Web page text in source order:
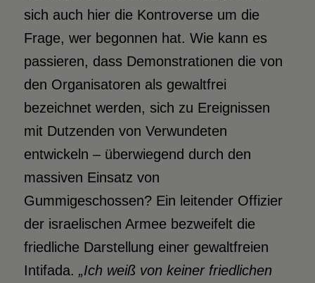
sich auch hier die Kontroverse um die
Frage, wer begonnen hat. Wie kann es
passieren, dass Demonstrationen die von
den Organisatoren als gewaltfrei
bezeichnet werden, sich zu Ereignissen
mit Dutzenden von Verwundeten
entwickeln – überwiegend durch den
massiven Einsatz von
Gummigeschossen? Ein leitender Offizier
der israelischen Armee bezweifelt die
friedliche Darstellung einer gewaltfreien
Intifada. „Ich weiß von keiner friedlichen